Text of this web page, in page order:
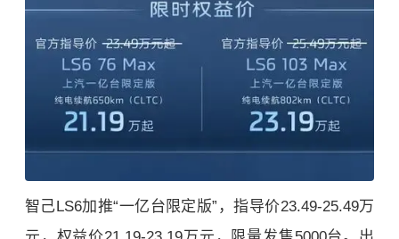
智己LS6加推“一亿台限定版”，指导价23.49-25.49万